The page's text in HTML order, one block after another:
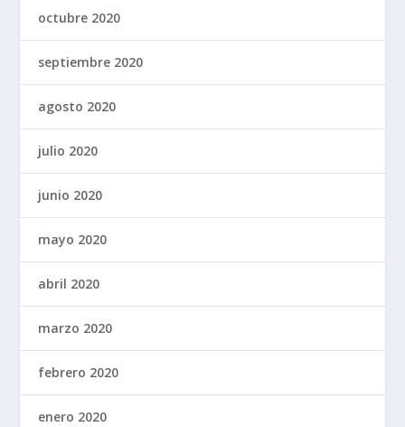
octubre 2020
septiembre 2020
agosto 2020
julio 2020
junio 2020
mayo 2020
abril 2020
marzo 2020
febrero 2020
enero 2020